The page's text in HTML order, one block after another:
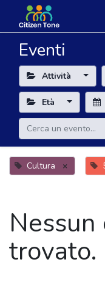
Eventi
Attività
Età
Cultura ×
trovato.